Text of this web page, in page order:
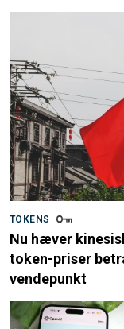
TOKENS
Nu hæver
token-priser
vendepunkt